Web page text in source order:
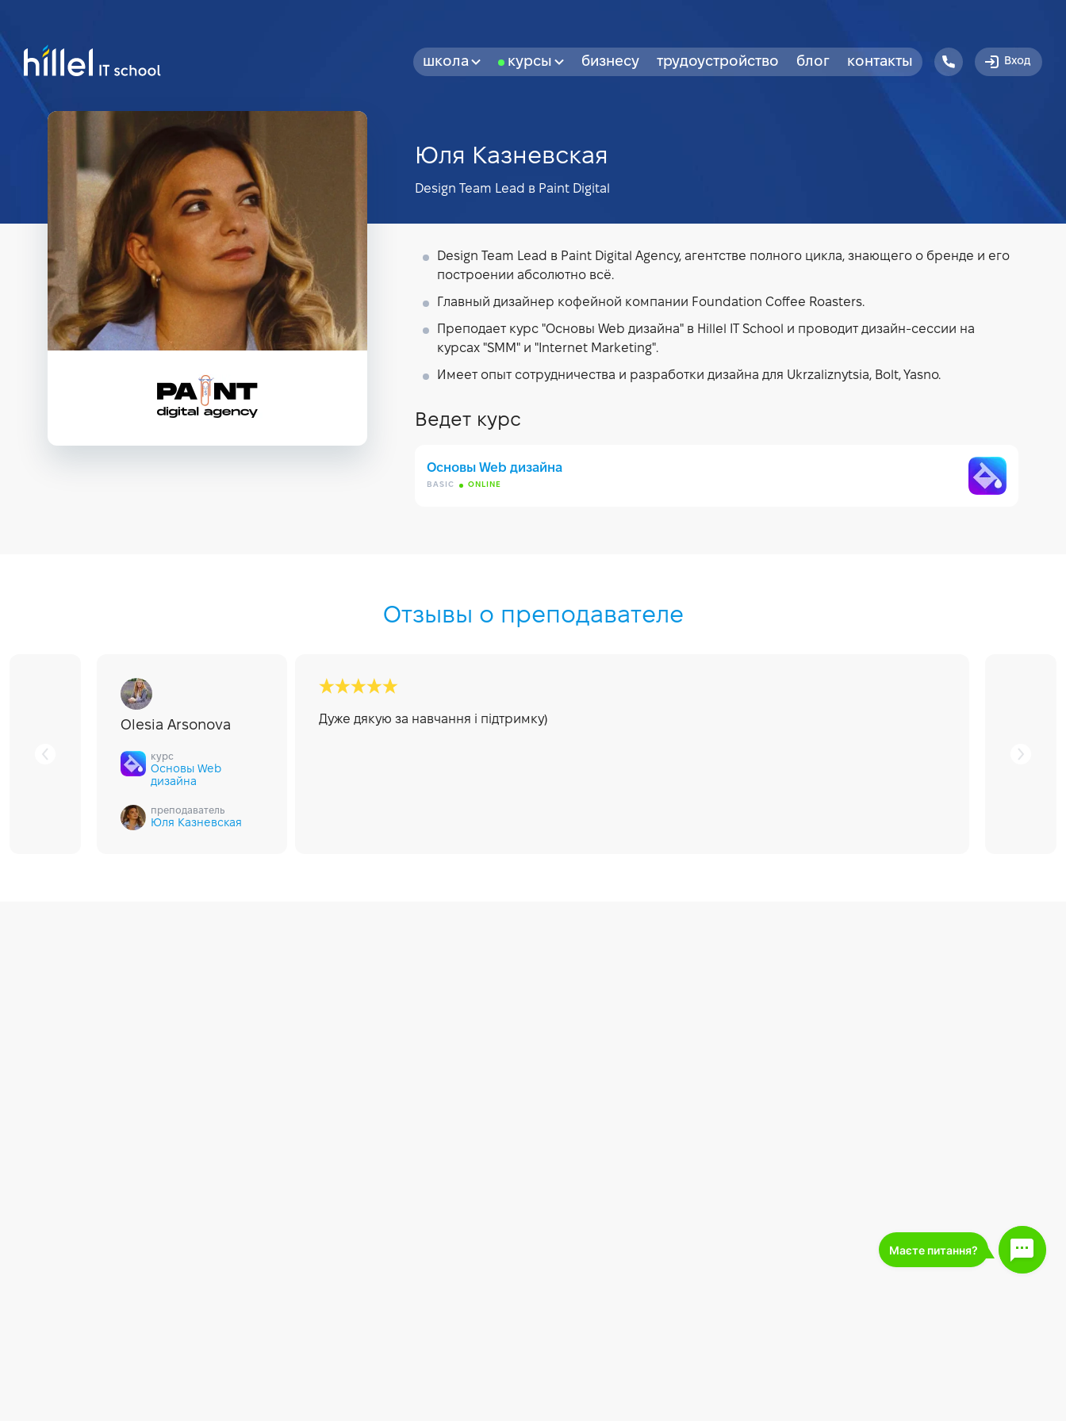
школа курсы бизнесу трудоустройство блог контакты Вход
Юля Казневская
Design Team Lead в Paint Digital
Design Team Lead в Paint Digital Agency, агентстве полного цикла, знающего о бренде и его
построении абсолютно всё.
Главный дизайнер кофейной компании Foundation Coffee Roasters.
Преподает курс "Основы Web дизайна" в Hillel IT School и проводит дизайн-сессии на
курсах "SMM" и "Internet Marketing".
Имеет опыт сотрудничества и разработки дизайна для Ukrzaliznytsia, Bolt, Yasno.
Ведет курс
Основы Web дизайна
BASIC ONLINE
Отзывы о преподавателе
Olesia Arsonova
курс
Основы Web
дизайна
преподаватель
Юля Казневская
Дуже дякую за навчання і підтримку)